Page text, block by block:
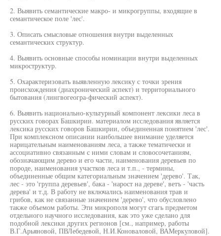
2. Выявить семантические макро- и микрогруппы, входящие в
семантическое поле 'лес'.
3. Описать смысловые отношения внутри выделенных
семантических структур.
4. Выявить основные способы номинации внутри выделенных
микроструктур.
5. Охарактеризовать выявленную лексику с точки зрения
происхождения (диахронический аспект) и территориального
бытования (лингвогеогра-фический аспект).
6. Выявить национально-культурный компонент лексики леса в
русских говорах Башкирии. материалом исследования является
лексика русских говоров Башкирии, объединенная понятием 'лес'.
При комплексном описании наибольшее внимание уделяется
нарицательным наименованиям леса, а также тематически и
ассоциативно связанным с ними словам и словосочетаниям,
обозначающим дерево и его части, наименования деревьев по
породе, наименования участков леса и т.п., - термины,
объединенные общим категориальным значением 'дерево'. Так,
лес - это 'группа деревьев', бака - 'нарост на дереве', ветъ - 'часть
дерева' и т.д. В работу не включались наименования трав и
грибов, как не связанные значением 'дерево', что обусловлено
также объемом работы. Эти микрополя могут сгагь предметом
отдельного научного исследования, как это уже сделано для
подобной лексики других регионов [см., например, работы
В.Г.Арьяновой, ПВЛебедевой, Н.И.Коноваловой, ВАМеркуловой].